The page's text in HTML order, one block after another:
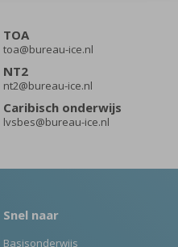
TOA
toa@bureau-ice.nl
NT2
nt2@bureau-ice.nl
Caribisch onderwijs
lvsbes@bureau-ice.nl
Snel naar
Basisonderwijs